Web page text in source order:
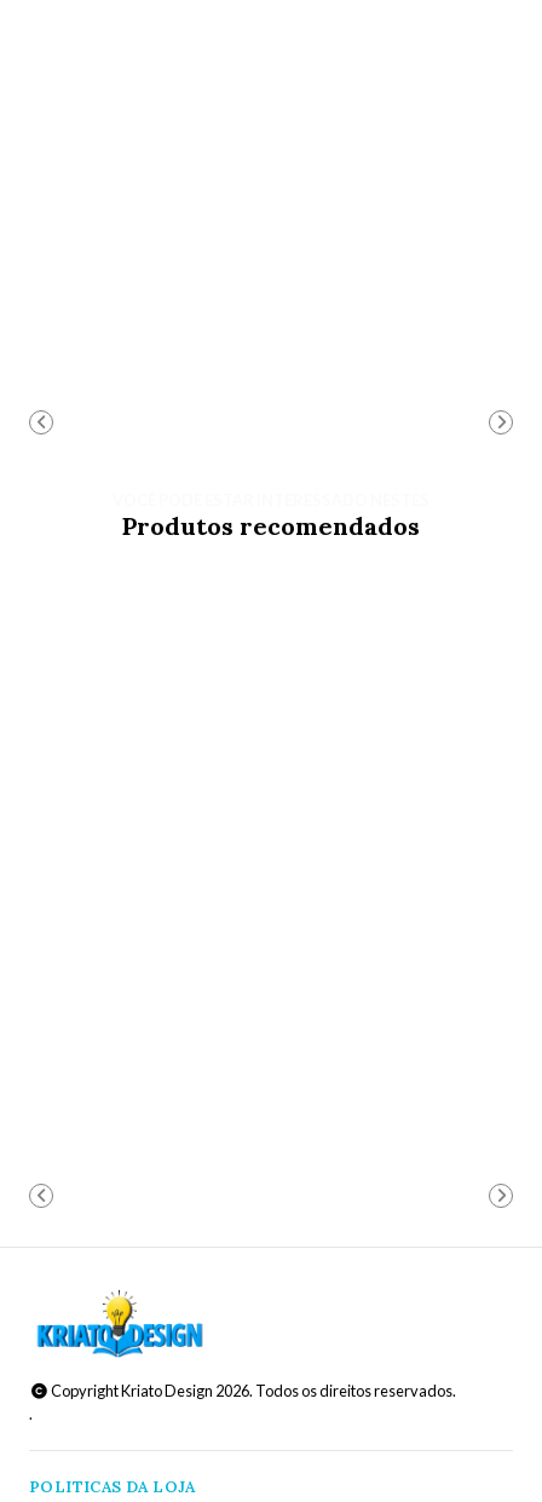
Produtos recomendados
Copyright Kriato Design 2026. Todos os direitos reservados.
.
POLITICAS DA LOJA